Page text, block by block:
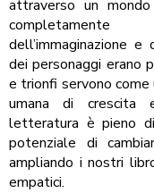
attraverso un
dell’immaginazione
dei personaggi erano
e trionfi servono
umana di crescita
letteratura è pieno
potenziale di
ampliando i nostri
empatici.